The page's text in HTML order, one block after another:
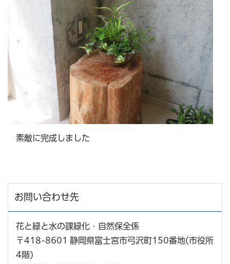
素敵に完成しました
お問い合わせ先
花と緑と水の課緑化・自然保全係
〒418-8601 静岡県富士宮市弓沢町150番地(市役所
4階)